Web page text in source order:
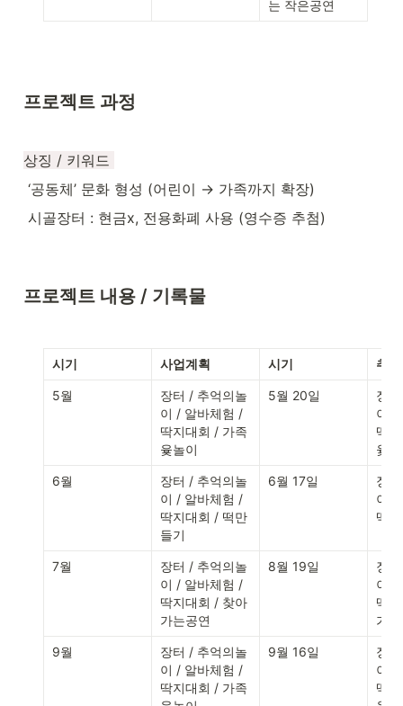
는 작은공연
프로젝트 과정
상징 / 키워드
‘공동체’ 문화 형성 (어린이 → 가족까지 확장)
시골장터 : 현금x, 전용화폐 사용 (영수증 추첨)
프로젝트 내용 / 기록물
시기 사업계획 시기 추
5월
장터 / 추억의놀
이 / 알바체험 /
딱지대회 / 가족
윷놀이
5월 20일
장
이 /
딱
윷
6월
장터 / 추억의놀
이 / 알바체험 /
딱지대회 / 떡만
들기
6월 17일
장
이 /
딱
7월
장터 / 추억의놀
이 / 알바체험 /
딱지대회 / 찾아
가는공연
8월 19일
장
이 /
딱
가
9월
장터 / 추억의놀
이 / 알바체험 /
딱지대회 / 가족
9월 16일
장
이 /
딱